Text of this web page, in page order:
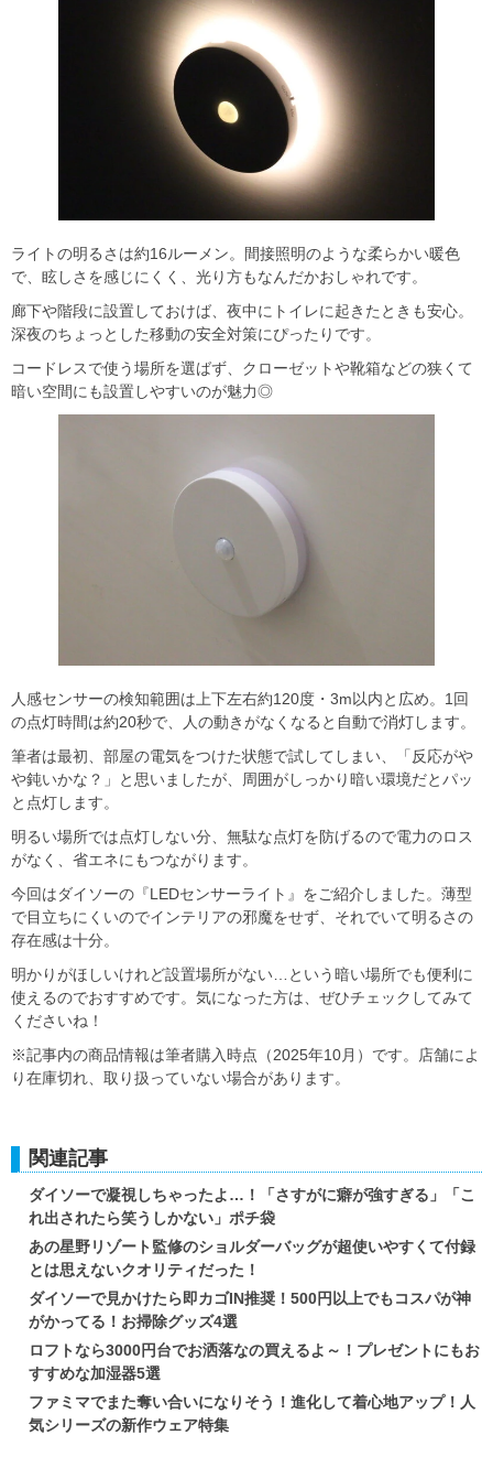
ライトの明るさは約16ルーメン。間接照明のような柔らかい暖色
で、眩しさを感じにくく、光り方もなんだかおしゃれです。
廊下や階段に設置しておけば、夜中にトイレに起きたときも安心。
深夜のちょっとした移動の安全対策にぴったりです。
コードレスで使う場所を選ばず、クローゼットや靴箱などの狭くて
暗い空間にも設置しやすいのが魅力◎
人感センサーの検知範囲は上下左右約120度・3m以内と広め。1回
の点灯時間は約20秒で、人の動きがなくなると自動で消灯します。
筆者は最初、部屋の電気をつけた状態で試してしまい、「反応がや
や鈍いかな？」と思いましたが、周囲がしっかり暗い環境だとパッ
と点灯します。
明るい場所では点灯しない分、無駄な点灯を防げるので電力のロス
がなく、省エネにもつながります。
今回はダイソーの『LEDセンサーライト』をご紹介しました。薄型
で目立ちにくいのでインテリアの邪魔をせず、それでいて明るさの
存在感は十分。
明かりがほしいけれど設置場所がない…という暗い場所でも便利に
使えるのでおすすめです。気になった方は、ぜひチェックしてみて
くださいね！
※記事内の商品情報は筆者購入時点（2025年10月）です。店舗によ
り在庫切れ、取り扱っていない場合があります。
関連記事
ダイソーで凝視しちゃったよ…！「さすがに癖が強すぎる」「こ
れ出されたら笑うしかない」ポチ袋
あの星野リゾート監修のショルダーバッグが超使いやすくて付録
とは思えないクオリティだった！
ダイソーで見かけたら即カゴIN推奨！500円以上でもコスパが神
がかってる！お掃除グッズ4選
ロフトなら3000円台でお洒落なの買えるよ～！プレゼントにもお
すすめな加湿器5選
ファミマでまた奪い合いになりそう！進化して着心地アップ！人
気シリーズの新作ウェア特集